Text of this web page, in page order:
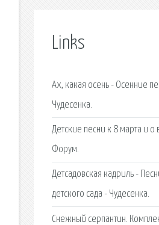
Links
Ах, какая осень - Осенние
Чудесенка.
Детские песни к 8 марта и о
Форум.
Детсадовская кадриль -
детского сада - Чудесенка.
Снежный серпантин.